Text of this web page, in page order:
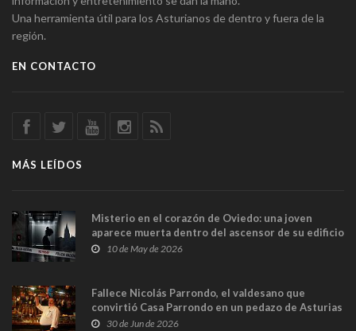
Una herramienta útil para los Asturianos de dentro y fuera de la
región.
EN CONTACTO
MÁS LEÍDOS
Misterio en el corazón de Oviedo: una joven
aparece muerta dentro del ascensor de su edificio
y las cámaras captan sus últimos minutos
10 de May de 2026
Fallece Nicolás Parrondo, el valdesano que
convirtió Casa Parrondo en un pedazo de Asturias
en Madrid
30 de Jun de 2026